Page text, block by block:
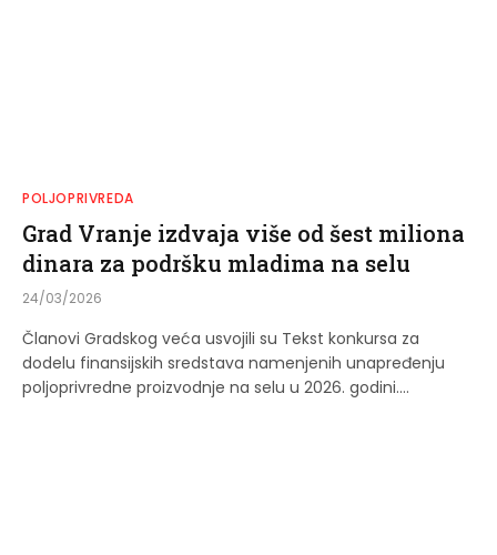
POLJOPRIVREDA
Grad Vranje izdvaja više od šest miliona
dinara za podršku mladima na selu
24/03/2026
Članovi Gradskog veća usvojili su Tekst konkursa za
dodelu finansijskih sredstava namenjenih unapređenju
poljoprivredne proizvodnje na selu u 2026. godini.…